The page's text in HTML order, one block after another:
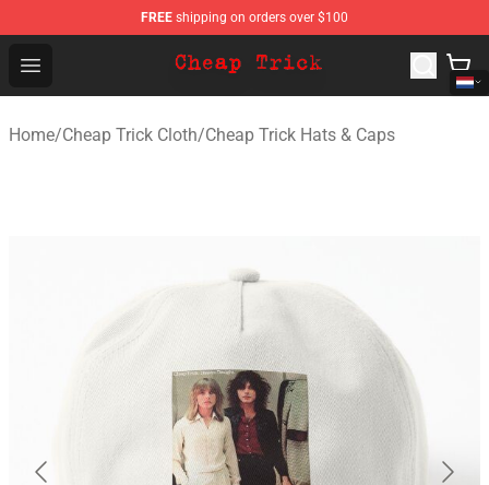
FREE shipping on orders over $100
Open menu
Cheap Trick Store - Official Cheap Trick Merchandise
Home/Cheap Trick Cloth/Cheap Trick Hats & Caps